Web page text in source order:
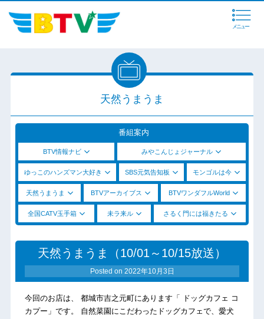
メニュー
天然うまうま
番組案内
BTV情報ナビ みやこんじょジャーナル
ゆっこのハンズマン大好き SBS元気告知板 モンゴルは今
天然うまうま BTVアーカイブス BTVワンダフルWorld
全国CATV玉手箱 未ラ来ル さるく門には福きたる
天然うまうま（10/01～10/15放送）
Posted on 2022年10月3日
今回のお店は、 都城市吉之元町にあります「 ドッグカフェ コ
カプー」です。 自然菜園にこだわったドッグカフェで、愛犬